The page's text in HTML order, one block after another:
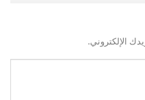
الإلكتروني.